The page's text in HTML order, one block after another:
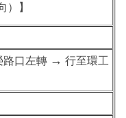
）】
路口左轉 → 行至環工